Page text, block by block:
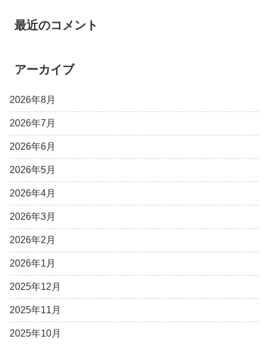
最近のコメント
アーカイブ
2026年8月
2026年7月
2026年6月
2026年5月
2026年4月
2026年3月
2026年2月
2026年1月
2025年12月
2025年11月
2025年10月